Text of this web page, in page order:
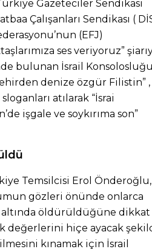
Gazeteciler Sendikası
Çalışanları Sendikası (
(EFJ)
ses veriyoruz”
bulunan İsrail Konsolosluğu
denize özgür Filistin” ,
atılarak “İsrai
işgale ve soykırıma son”
Temsilcisi Erol Önderoğlu,
gözleri önünde onlarca
altında öldürüldüğüne dikkat
değerlerini hiçe ayacak
kınamak için İsrail